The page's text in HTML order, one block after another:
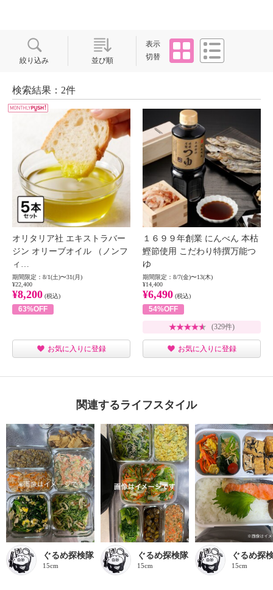
絞り込み 並び順
表示
切替
タイル
検索結果：2件
オリタリア社 エキストラバー
ジン オリーブオイル （ノンフ
ィ…
期間限定：8/1(土)〜31(月)
¥22,400
¥8,200 (税込)
63%OFF
お気に入りに登録
１６９９年創業 にんべん 本枯
鰹節使用 こだわり特撰万能つ
ゆ
期間限定：8/7(金)〜13(木)
¥14,400
¥6,490 (税込)
54%OFF
(329件)
お気に入りに登録
関連するライフスタイル
ぐるめ探検隊
15cm
ぐるめ探検隊
15cm
ぐるめ探
15cm